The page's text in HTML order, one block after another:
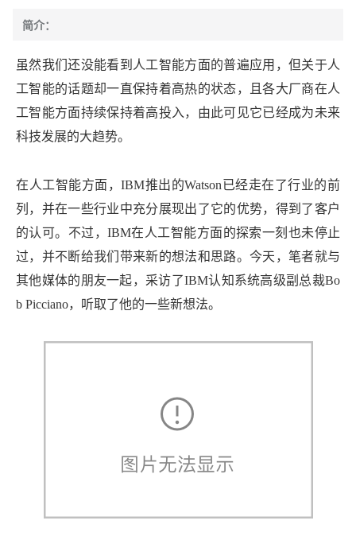
简介：
虽然我们还没能看到人工智能方面的普遍应用，但关于人
工智能的话题却一直保持着高热的状态，且各大厂商在人
工智能方面持续保持着高投入，由此可见它已经成为未来
科技发展的大趋势。
在人工智能方面，IBM推出的Watson已经走在了行业的前
列，并在一些行业中充分展现出了它的优势，得到了客户
的认可。不过，IBM在人工智能方面的探索一刻也未停止
过，并不断给我们带来新的想法和思路。今天，笔者就与
其他媒体的朋友一起，采访了IBM认知系统高级副总裁Bo
b Picciano，听取了他的一些新想法。